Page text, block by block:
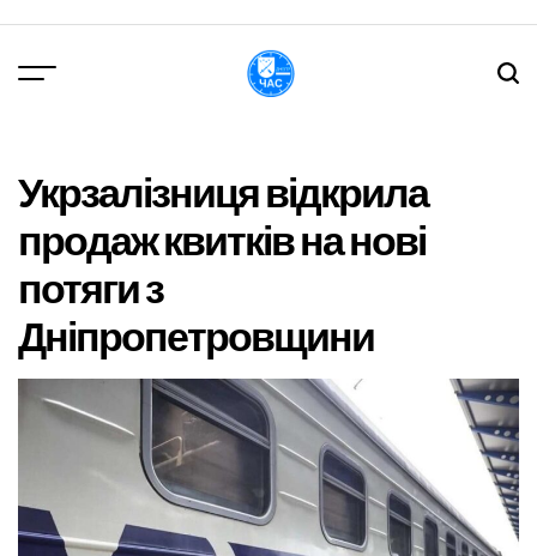
вмісту
Укрзалізниця відкрила
продаж квитків на нові
потяги з
Дніпропетровщини